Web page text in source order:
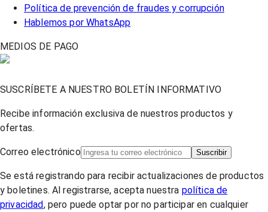
Política de prevención de fraudes y corrupción
Hablemos por WhatsApp
MEDIOS DE PAGO
SUSCRÍBETE A NUESTRO BOLETÍN INFORMATIVO
Recibe información exclusiva de nuestros productos y
ofertas.
Correo electrónico Suscribir
Se está registrando para recibir actualizaciones de productos
y boletines. Al registrarse, acepta nuestra política de
privacidad, pero puede optar por no participar en cualquier